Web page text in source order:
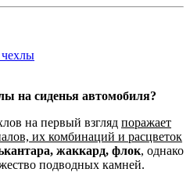
на сиденья автомобиля?
на первый взгляд поражает
их комбинаций и расцветок
жаккард, флок, однако
подводных камней.